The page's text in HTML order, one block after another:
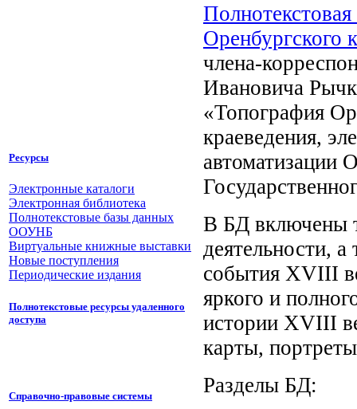
Ресурсы
Электронные каталоги
Электронная библиотека
Полнотекстовые базы данных
ООУНБ
Виртуальные книжные выставки
Новые поступления
Периодические издания
Полнотекстовые ресурсы удаленного
доступа
Справочно-правовые системы
Оренбургского
члена-
Ивановича
«Топография
краеведения,
В БД включены
деятельности,
события XVIII
яркого и
истории XVIII
карты,
Разделы БД: